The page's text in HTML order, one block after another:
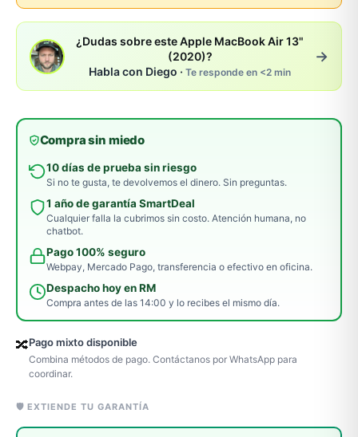
¿Dudas sobre este Apple MacBook Air 13"
(2020)?
Habla con Diego · Te responde en <2 min
→
Compra sin miedo
10 días de prueba sin riesgo
Si no te gusta, te devolvemos el dinero. Sin preguntas.
1 año de garantía SmartDeal
Cualquier falla la cubrimos sin costo. Atención humana, no
chatbot.
Pago 100% seguro
Webpay, Mercado Pago, transferencia o efectivo en oficina.
Despacho hoy en RM
Compra antes de las 14:00 y lo recibes el mismo día.
🔀Pago mixto disponible
Combina métodos de pago. Contáctanos por WhatsApp para
coordinar.
🛡️ EXTIENDE TU GARANTÍA